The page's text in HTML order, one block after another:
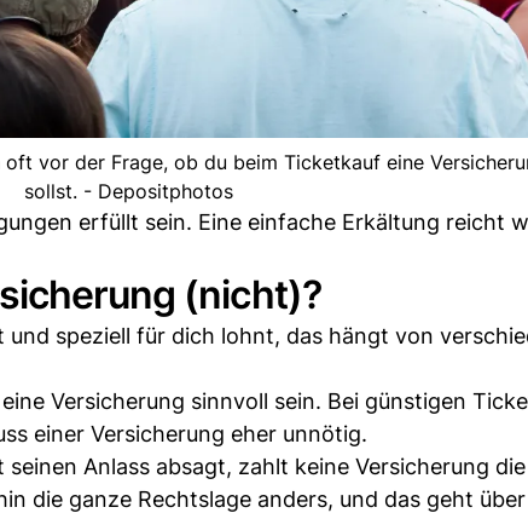
vor der Frage, ob du beim Ticketkauf eine
sollst. - Depositphotos
erfüllt sein. Eine einfache Erkältung reicht
(nicht)?
speziell für dich lohnt, das hängt von
Versicherung sinnvoll sein. Bei günstigen
einer Versicherung eher unnötig.
Anlass absagt, zahlt keine Versicherung
die ganze Rechtslage anders, und das geht